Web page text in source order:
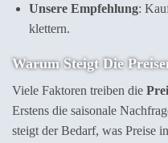
Unsere Empfehlung:
klettern.
Warum Steigt Die
Viele Faktoren treiben die
Erstens die saisonale
steigt der Bedarf, was Preise